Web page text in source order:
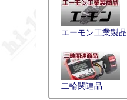
エーモン工業製品
二輪関連品